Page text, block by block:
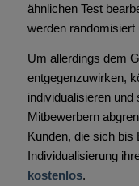
ähnlichen Test
werden randomisiert
Um allerdings dem
entgegenzuwirken,
individualisieren
Mitbewerbern
Kunden, die sich bis
Individualisierung
kostenlos.